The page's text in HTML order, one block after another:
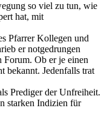
so viel zu tun, wie
hat, mit
Pfarrer Kollegen und
er notgedrungen
Forum. Ob er je einen
bekannt. Jedenfalls trat
Prediger der Unfreiheit.
starken Indizien für